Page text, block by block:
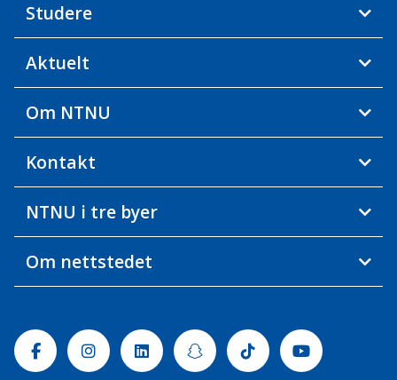
Studere
Aktuelt
Om NTNU
Kontakt
NTNU i tre byer
Om nettstedet
FacebookInstagramLinkedinSnapchatTiktok Youtube